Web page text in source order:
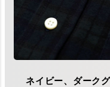
ネイビー、ダーク